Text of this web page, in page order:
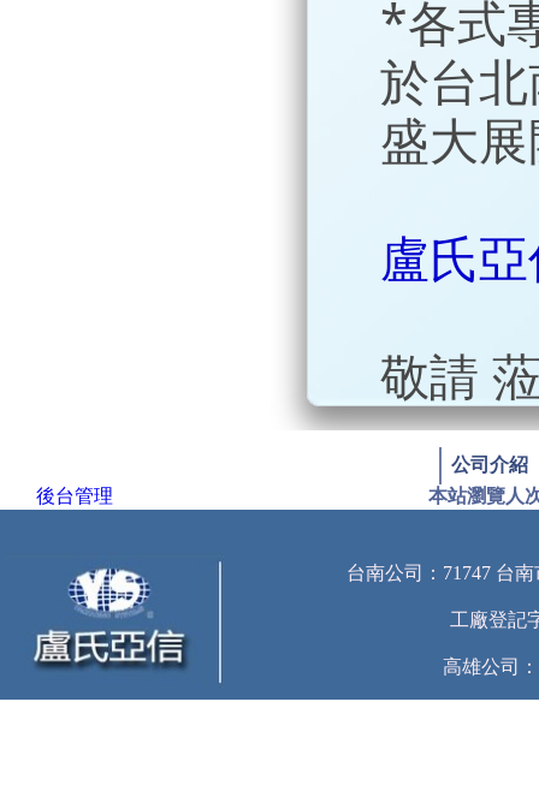
*各式
於台
盛大
盧氏
敬請